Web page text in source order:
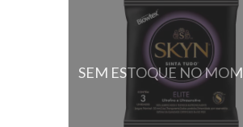
SEM ESTOQUE NO